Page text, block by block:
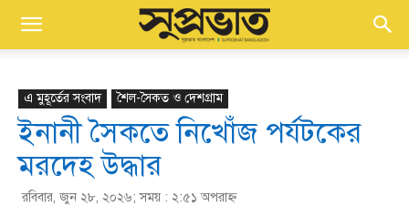
এ মুহূর্তের সংবাদ শৈল-সৈকত ও দেশগ্রাম
ইনানী সৈকতে নিখোঁজ পর্যটকের
মরদেহ উদ্ধার
রবিবার, জুন ২৮, ২০২৬; সময় : ২:৫১ অপরাহ্ণ